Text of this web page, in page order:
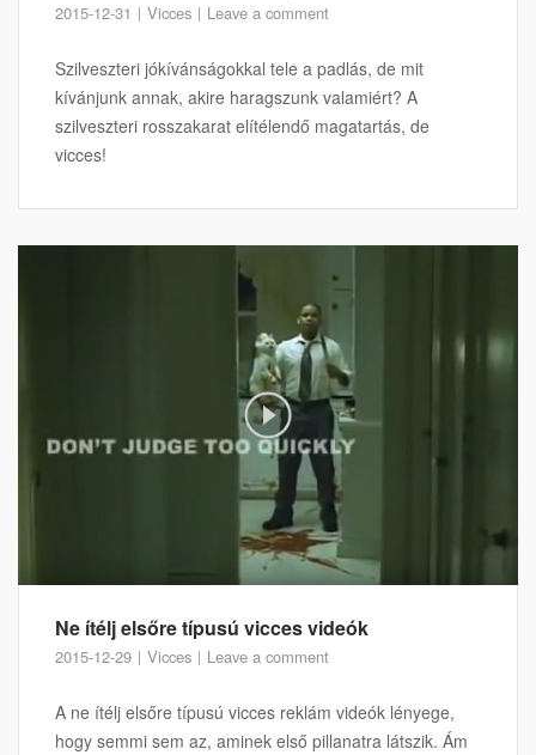
2015-12-31 Vicces Leave a comment
Szilveszteri jókívánságokkal tele a padlás, de mit
kívánjunk annak, akire haragszunk valamiért? A
szilveszteri rosszakarat elítélendő magatartás, de
vicces!
Ne ítélj elsőre típusú vicces videók
2015-12-29 Vicces Leave a comment
A ne ítélj elsőre típusú vicces reklám videók lényege,
hogy semmi sem az, aminek első pillanatra látszik. Ám